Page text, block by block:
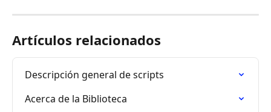
Artículos relacionados
Descripción general de scripts
Acerca de la Biblioteca